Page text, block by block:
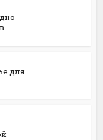
для